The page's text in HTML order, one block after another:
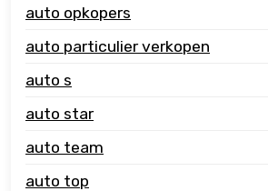
auto opkopers
auto particulier verkopen
auto s
auto star
auto team
auto top